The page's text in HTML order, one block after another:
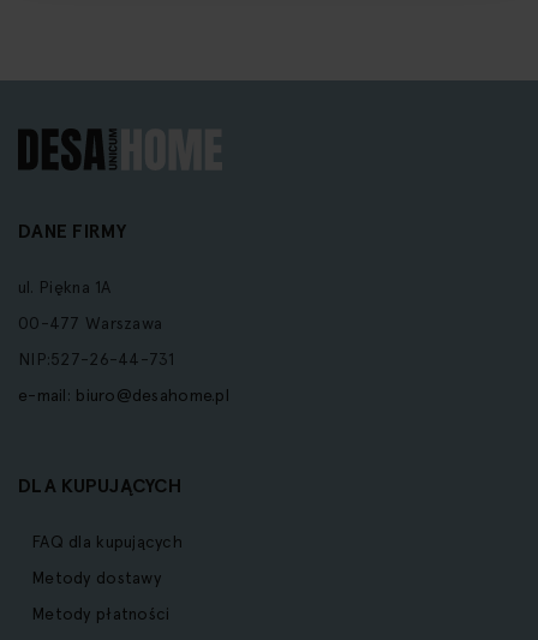
DANE FIRMY
ul. Piękna 1A
00-477 Warszawa
NIP:527-26-44-731
e-mail: biuro@desahome.pl
DLA KUPUJĄCYCH
FAQ dla kupujących
Metody dostawy
Metody płatności